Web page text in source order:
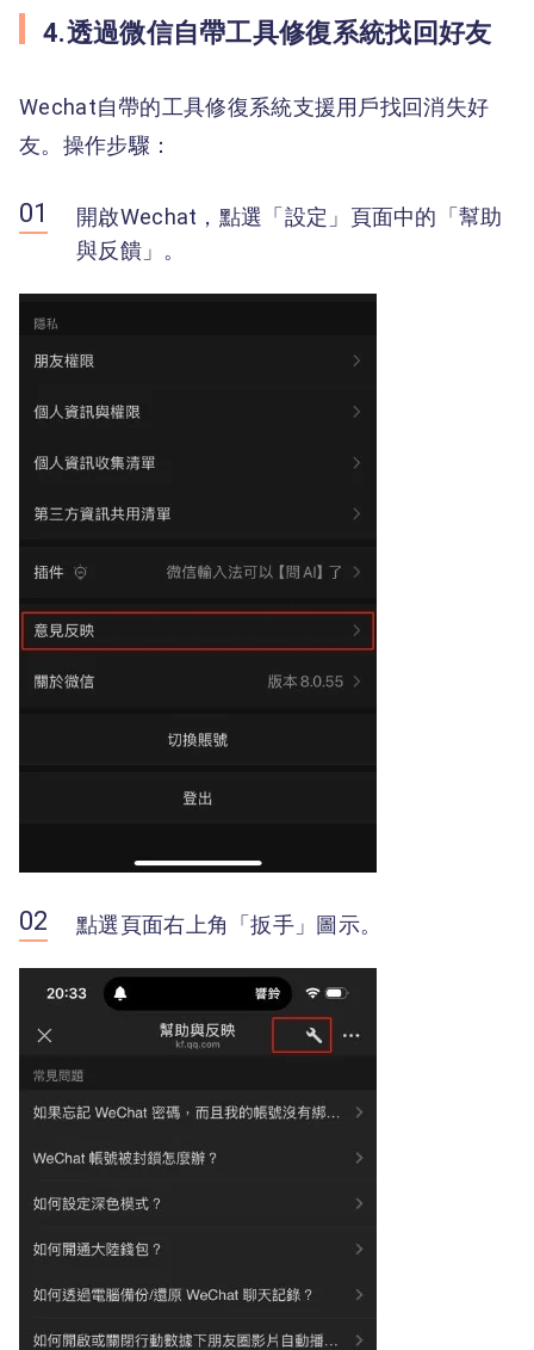
4.透過微信自帶工具修復系統找回好友
Wechat自帶的工具修復系統支援用戶找回消失好
友。操作步驟：
開啟Wechat，點選「設定」頁面中的「幫助
與反饋」。
點選頁面右上角「扳手」圖示。